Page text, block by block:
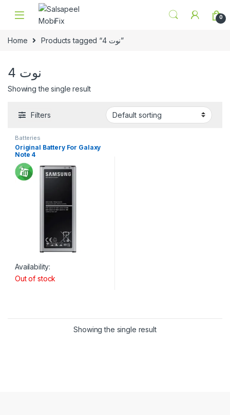
Skip to navigation
Skip to content
0
Home Products tagged “نوت 4”
نوت 4
Showing the single result
Filters
Batteries
Original Battery For Galaxy
Note 4
Availability:
Out of stock
Showing the single result